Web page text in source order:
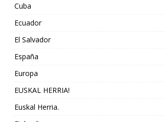
Cuba
Ecuador
El Salvador
España
Europa
EUSKAL HERRIA!
Euskal Herria.